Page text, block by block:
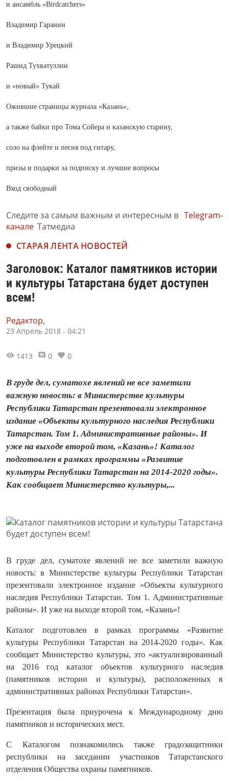
и ансамбль «Birdcatchers»
Владимир Гаранин
и Владимир Урецкий
Рашид Тухватуллин
и «новый» Тукай
Ожившие страницы журнала «Казань»,
а также байки про Тома Сойера и казанскую старину,
соло на флейте и песня под гитару,
призы и подарки за подписку и лучшие вопросы
Вход свободный
Следите за самым важным и интересным в Telegram-
канале Татмедиа
СТАРАЯ ЛЕНТА НОВОСТЕЙ
Заголовок: Каталог памятников истории
и культуры Татарстана будет доступен
всем!
Редактор,
23 Апрель 2018 - 04:21
1413 0 0
В груде дел, суматохе явлений не все заметили
важную новость: в Министерстве культуры
Республики Татарстан презентовали электронное
издание «Объекты культурного наследия Республики
Татарстан. Том 1. Административные районы». И
уже на выходе второй том, «Казань»! Каталог
подготовлен в рамках программы «Развитие
культуры Республики Татарстан на 2014-2020 годы».
Как сообщает Министерство культуры,...
В груде дел, суматохе явлений не все заметили важную
новость: в Министерстве культуры Республики Татарстан
презентовали электронное издание «Объекты культурного
наследия Республики Татарстан. Том 1. Административные
районы». И уже на выходе второй том, «Казань»!
Каталог подготовлен в рамках программы «Развитие
культуры Республики Татарстан на 2014-2020 годы». Как
сообщает Министерство культуры, это «актуализированный
на 2016 год каталог объектов культурного наследия
(памятников истории и культуры), расположенных в
административных районах Республики Татарстан».
Презентация была приурочена к Международному дню
памятников и исторических мест.
С Каталогом познакомились также градозащитники
республики на заседании участников Татарстанского
отделения Общества охраны памятников.